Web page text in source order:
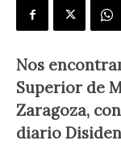
Nos
Superior de
Zaragoza,
diario